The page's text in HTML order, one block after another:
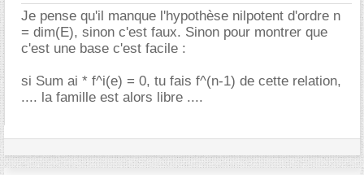
Je pense qu'il manque l'hypothèse nilpotent d'ordre n
= dim(E), sinon c'est faux. Sinon pour montrer que
c'est une base c'est facile :
si Sum ai * f^i(e) = 0, tu fais f^(n-1) de cette relation,
.... la famille est alors libre ....